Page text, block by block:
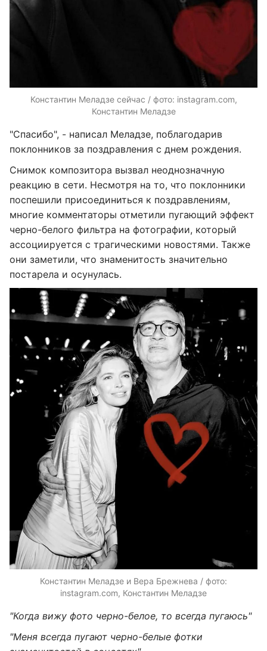
Константин Меладзе сейчас / фото: instagram.com,
Константин Меладзе
"Спасибо", - написал Меладзе, поблагодарив
поклонников за поздравления с днем рождения.
Снимок композитора вызвал неоднозначную
реакцию в сети. Несмотря на то, что поклонники
поспешили присоединиться к поздравлениям,
многие комментаторы отметили пугающий эффект
черно-белого фильтра на фотографии, который
ассоциируется с трагическими новостями. Также
они заметили, что знаменитость значительно
постарела и осунулась.
Константин Меладзе и Вера Брежнева / фото:
instagram.com, Константин Меладзе
"Когда вижу фото черно-белое, то всегда пугаюсь"
"Меня всегда пугают черно-белые фотки